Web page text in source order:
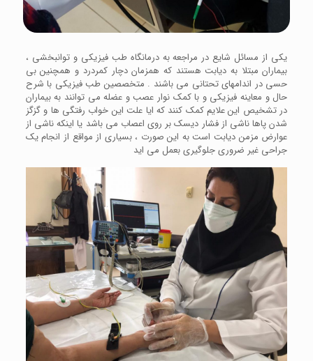
یکی از مسائل شایع در مراجعه به درمانگاه طب فیزیکی و توانبخشی ،
بیماران مبتلا به دیابت هستند که همزمان دچار کمردرد و همچنین بی
حسی در اندامهای تحتانی می باشند . متخصصین طب فیزیکی با شرح
حال و معاینه فیزیکی و با کمک نوار عصب و عضله می توانند به بیماران
در تشخیص این علایم کمک کنند که ایا علت این خواب رفتگی ها و گزگز
شدن پاها ناشی از فشار دیسک بر روی اعصاب می باشد یا اینکه ناشی از
عوارض مزمن دیابت است به این صورت ، بسیاری از مواقع از انجام یک
جراحی غیر ضروری جلوگیری بعمل می اید